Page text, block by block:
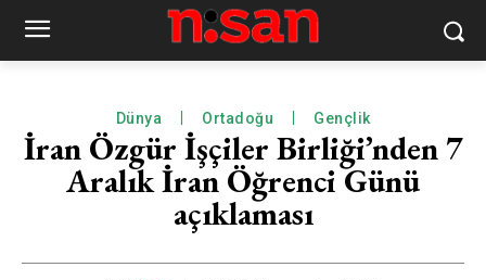
Dünya Ortadoğu Gençlik
İran Özgür İşçiler Birliği’nden 7
Aralık İran Öğrenci Günü
açıklaması